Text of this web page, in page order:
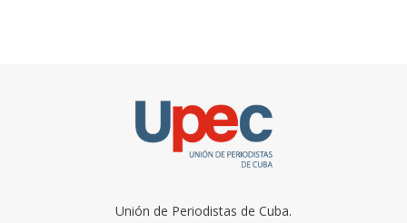
Unión de Periodistas de Cuba.